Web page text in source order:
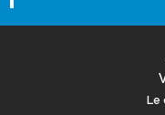
Le